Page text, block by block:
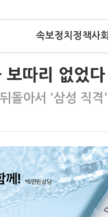
속보정치 정책사회
따리 없었다
돌아서 '삼성 직격'